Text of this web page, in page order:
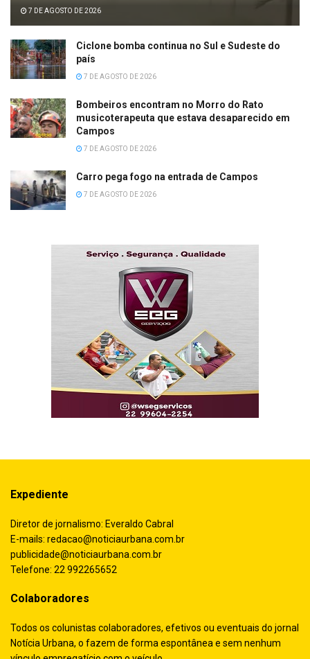
7 DE AGOSTO DE 2026
Ciclone bomba continua no Sul e Sudeste do
país
7 DE AGOSTO DE 2026
Bombeiros encontram no Morro do Rato
musicoterapeuta que estava desaparecido em
Campos
7 DE AGOSTO DE 2026
Carro pega fogo na entrada de Campos
7 DE AGOSTO DE 2026
Expediente
Diretor de jornalismo: Everaldo Cabral
E-mails: redacao@noticiaurbana.com.br
publicidade@noticiaurbana.com.br
Telefone: 22 992265652
Colaboradores
Todos os colunistas colaboradores, efetivos ou eventuais do jornal
Notícia Urbana, o fazem de forma espontânea e sem nenhum